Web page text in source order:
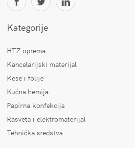
Kategorije
HTZ oprema
Kancelarijski materijal
Kese i folije
Kućna hemija
Papirna konfekcija
Rasveta i elektromaterijal
Tehnička sredstva